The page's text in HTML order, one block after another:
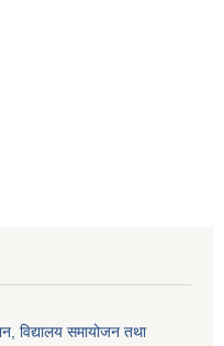
विद्यालय समायोजन तथा